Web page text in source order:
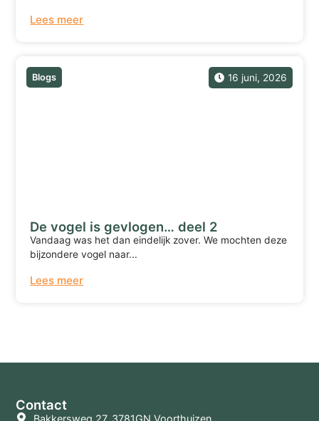
Lees meer
16 juni, 2026
Blogs
De vogel is gevlogen… deel 2
Vandaag was het dan eindelijk zover. We mochten deze
bijzondere vogel naar...
Lees meer
Contact
Bakkersweg 27, 3781GN Voorthuizen